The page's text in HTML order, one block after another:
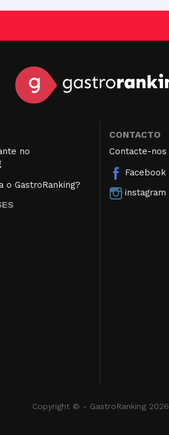
no
o GastroRanking?
CONTACTO
Contacte-nos
Facebook
instagram
Copyright © - GastroRanking 2026